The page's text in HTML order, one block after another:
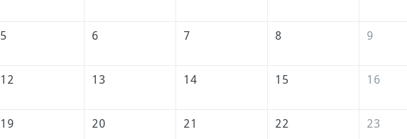
Ecuador
5 6 7 8 9
12 13 14 15 16
19 20 21 22 23